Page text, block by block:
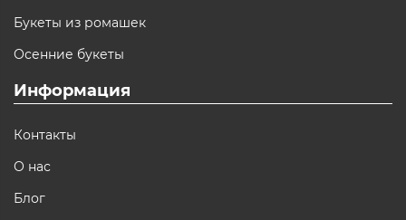
Букеты из ромашек
Осенние букеты
Информация
Контакты
О нас
Блог